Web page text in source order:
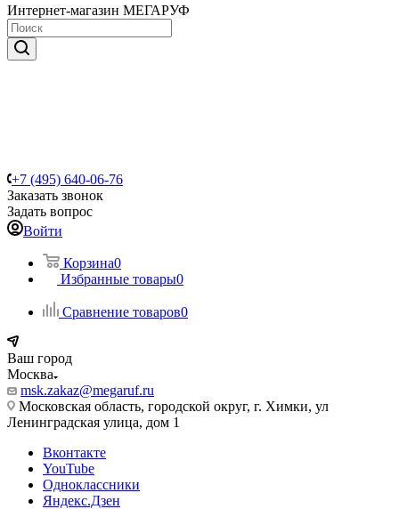
Интернет-магазин МЕГАРУФ
+7 (495) 640-06-76
Заказать звонок
Задать вопрос
Войти
Корзина0
Избранные товары0
Сравнение товаров0
Ваш город
Москва
msk.zakaz@megaruf.ru
Московская область, городской округ, г. Химки, ул
Ленинградская улица, дом 1
Вконтакте
YouTube
Одноклассники
Яндекс.Дзен